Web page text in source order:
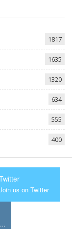
1817
1635
1320
634
555
400
us on Twitter
Join us on Instagram